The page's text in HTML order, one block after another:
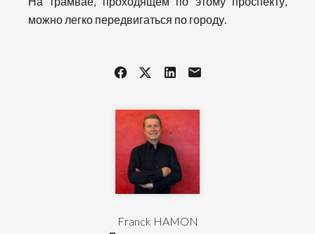
Franck HAMON
можно легко передвигаться по городу.